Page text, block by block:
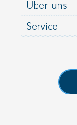
Über uns
Service